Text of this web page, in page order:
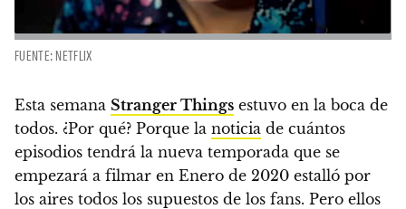
FUENTE: NETFLIX
Esta semana Stranger Things estuvo en la boca de
todos. ¿Por qué? Porque la noticia de cuántos
episodios tendrá la nueva temporada que se
empezará a filmar en Enero de 2020 estalló por
los aires todos los supuestos de los fans. Pero ellos